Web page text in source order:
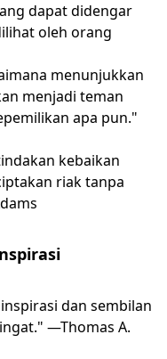
dapat didengar
oleh orang
menunjukkan
menjadi teman
apa pun."
kebaikan
riak tanpa
dan sembilan
—Thomas A.